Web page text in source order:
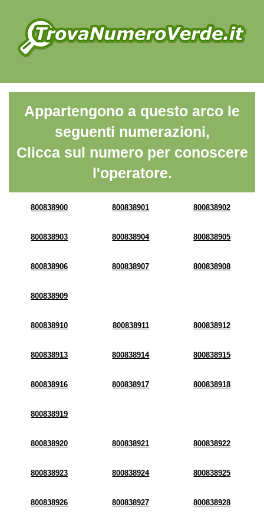
Appartengono a questo arco le
seguenti numerazioni,
Clicca sul numero per conoscere
l'operatore.
800838900 800838901 800838902
800838903 800838904 800838905
800838906 800838907 800838908
800838909
800838910 800838911 800838912
800838913 800838914 800838915
800838916 800838917 800838918
800838919
800838920 800838921 800838922
800838923 800838924 800838925
800838926 800838927 800838928